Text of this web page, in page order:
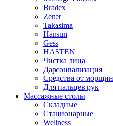
Bradex
Zenet
Takasima
Hansun
Gess
HASTEN
Чистка лица
Дарсонвализация
Средства от морщин
Для пальцев рук
Массажные столы
Складные
Стационарные
Wellness